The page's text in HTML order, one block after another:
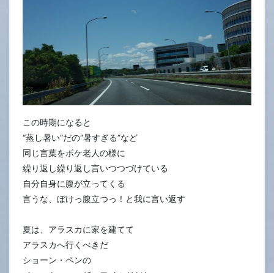
この時期になると
“蒸し暑い”だの”暑すぎる”など
同じ言葉をボケ老人の様に
繰り返し繰り返し言いつつづけている
自分自身に腹が立ってくる
言うな、ぼけっ腹立つっ！と我に言い返す
夏は、アラスカに家を建てて
アラスカへ行くべきだ
ショーン・ペンの